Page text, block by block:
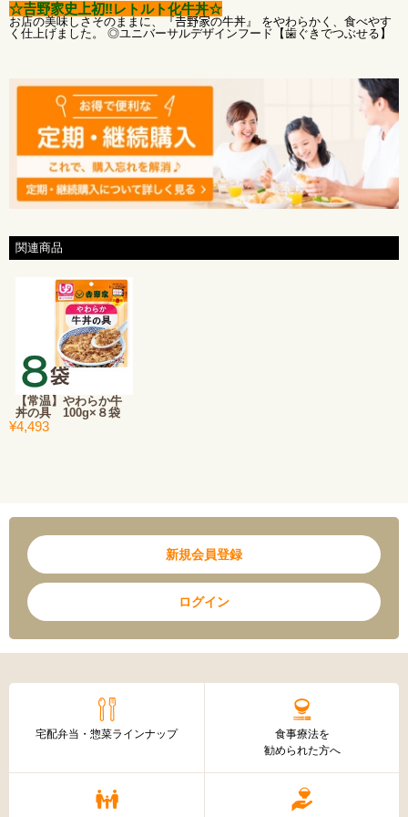
アレルゲン：小麦・牛肉・大豆・りんご
☆𠮷野家史上初‼レトルト化牛丼☆
お店の美味しさそのままに、『𠮷野家の牛丼』 をやわらかく、食べやす
く仕上げました。 ◎ユニバーサルデザインフード【歯ぐきでつぶせる】
関連商品
【常温】やわらか牛
丼の具 100g×８袋
¥4,493
新規会員登録
ログイン
宅配弁当・惣菜ラインナップ
食事療法を
勧められた方へ